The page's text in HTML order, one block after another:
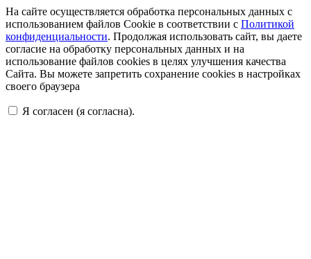
На сайте осуществляется обработка персональных данных с
использованием файлов Cookie в соответствии с Политикой
конфиденциальности. Продолжая использовать сайт, вы даете
согласие на обработку персональных данных и на
использование файлов cookies в целях улучшения качества
Сайта. Вы можете запретить сохранение cookies в настройках
своего браузера
Я согласен (я согласна).